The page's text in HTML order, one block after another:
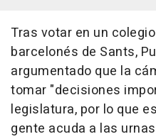
Tras votar en un
barcelonés de Sants,
argumentado que la
tomar "decisiones
legislatura, por lo que
gente acuda a las